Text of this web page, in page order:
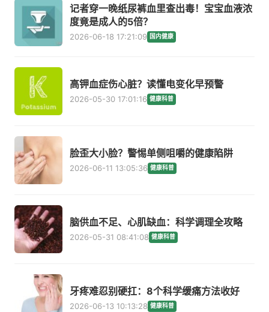
记者穿一晚纸尿裤血里查出毒！宝宝血液浓
度竟是成人的5倍？
2026-06-18 17:21:09 国内健康
高钾血症伤心脏？读懂电变化早预警
2026-05-30 17:01:16 健康科普
脸歪大小脸？警惕单侧咀嚼的健康陷阱
2026-06-11 13:05:36 健康科普
脑供血不足、心肌缺血：科学调理全攻略
2026-05-31 08:41:08 健康科普
牙疼难忍别硬扛：8个科学缓痛方法收好
2026-06-13 10:13:28 健康科普